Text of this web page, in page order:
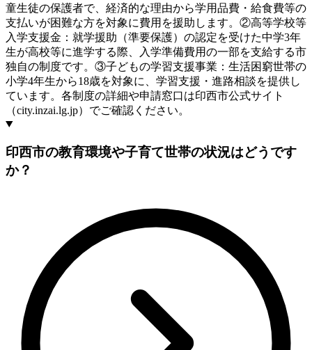
童生徒の保護者で、経済的な理由から学用品費・給食費等の
支払いが困難な方を対象に費用を援助します。②高等学校等
入学支援金：就学援助（準要保護）の認定を受けた中学3年
生が高校等に進学する際、入学準備費用の一部を支給する市
独自の制度です。③子どもの学習支援事業：生活困窮世帯の
小学4年生から18歳を対象に、学習支援・進路相談を提供し
ています。各制度の詳細や申請窓口は印西市公式サイト
（city.inzai.lg.jp）でご確認ください。
印西市の教育環境や子育て世帯の状況はどうです
か？